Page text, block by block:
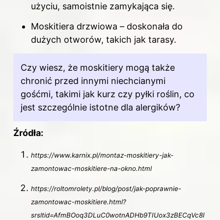
użyciu, samoistnie zamykająca się.
Moskitiera drzwiowa – doskonała do
dużych otworów, takich jak tarasy.
Czy wiesz, że moskitiery mogą także
chronić przed innymi niechcianymi
gośćmi, takimi jak kurz czy pyłki roślin, co
jest szczególnie istotne dla alergików?
Źródła:
https://www.karnix.pl/montaz-moskitiery-jak-
zamontowac-moskitiere-na-okno.html
https://roltomrolety.pl/blog/post/jak-poprawnie-
zamontowac-moskitiere.html?
srsltid=AfmBOoq3DLuC0wotnADHb9TIUox3zBECqVc8I